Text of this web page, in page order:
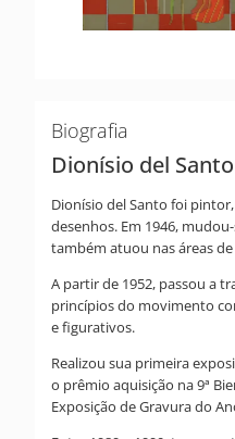
Biografia
Dionísio del
Dionísio del Santo foi
desenhos. Em 1946,
também atuou nas áreas
A partir de 1952, passou a
princípios do movimento
e figurativos.
Realizou sua primeira
o prêmio aquisição na 9ª
Exposição de Gravura do